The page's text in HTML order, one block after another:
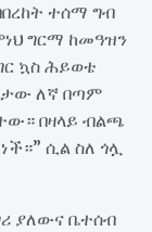
ተሰማ ግብ
ግርማ ከመዓዝን
ኳስ ሕይወቴ
ለኛ በጣም
በዛላይ ብልጫ
ሲል ስለ ጎሏ
ያለውና ቤተሰብ